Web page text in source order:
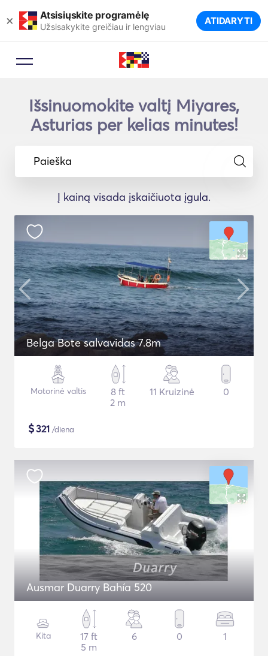
× Atsisiųskite programėlę
Užsisakykite greičiau ir lengviau ATIDARYTI
Išsinuomokite valtį Miyares,
Asturias per kelias minutes!
Paieška
Į kainą visada įskaičiuota įgula.
Belga Bote salvavidas 7.8m
Motorinė valtis
8 ft
2 m
11 Kruizinė 0
$321 /diena
Ausmar Duarry Bahía 520
Kita
17 ft
5 m
6 0 1